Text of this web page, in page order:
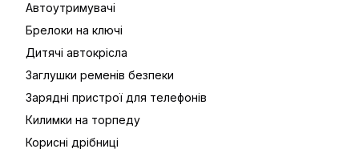
Автоутримувачі
Брелоки на ключі
Дитячі автокрісла
Заглушки ременів безпеки
Зарядні пристрої для телефонів
Килимки на торпеду
Корисні дрібниці